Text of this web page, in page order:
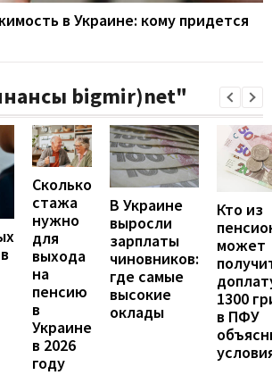
в Украине: кому придется
bigmir)net"
Сколько
стажа
нужно
для
выхода
на
пенсию
в
Украине
в 2026
году
В Украине
выросли
зарплаты
чиновников:
где самые
высокие
оклады
Кто из
может
1300
в ПФУ